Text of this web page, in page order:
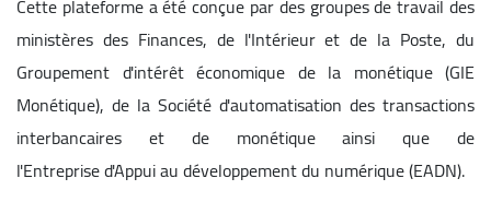
ministères des Finances, de l'Intérieur et de la Poste, du
Groupement d'intérêt économique de la monétique (GIE
Monétique), de la Société d'automatisation des transactions
interbancaires et de monétique ainsi que de
l'Entreprise d'Appui au développement du numérique (EADN).